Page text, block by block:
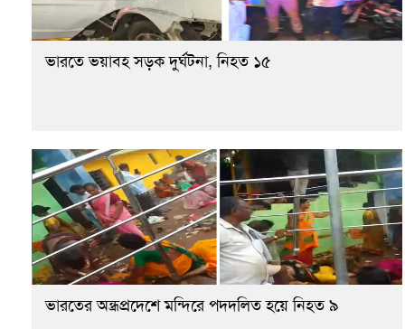
ভারতে ভয়াবহ সড়ক দুর্ঘটনা, নিহত ১৫
ভারতের অন্ধ্রপ্রদেশে মন্দিরে পদদলিত হয়ে নিহত ৯